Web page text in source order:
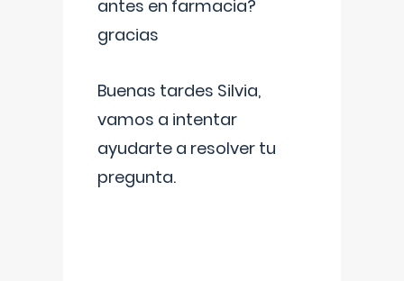
antes en farmacia?
gracias
Buenas tardes Silvia,
vamos a intentar
ayudarte a resolver tu
pregunta.